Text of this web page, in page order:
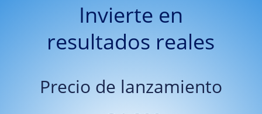
Invierte en
resultados reales
Precio de lanzamiento